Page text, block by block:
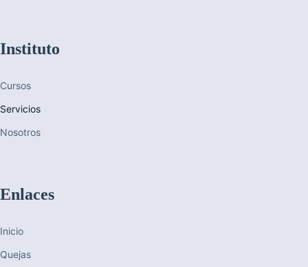
Instituto
Cursos
Servicios
Nosotros
Enlaces
Inicio
Quejas